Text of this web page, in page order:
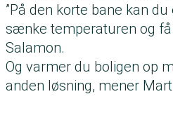
”På den korte bane kan
sænke temperaturen og få
Salamon.
Og varmer du boligen op
anden løsning, mener